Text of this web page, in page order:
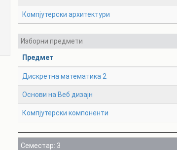
Компјутерски архитектури
Изборни предмети
Предмет
Дискретна математика 2
Основи на Веб дизајн
Компјутерски компоненти
Семестар: 3